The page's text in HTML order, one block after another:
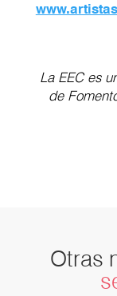
La EEC es
de
Otras